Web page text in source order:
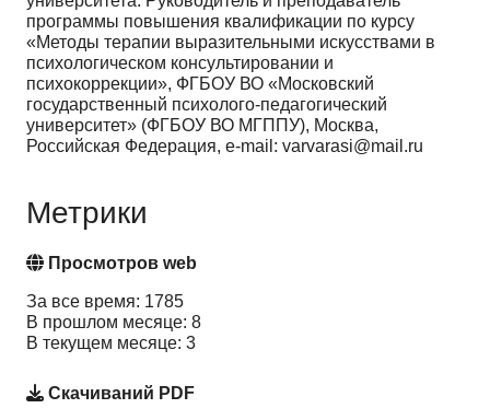
программы повышения квалификации по курсу
«Методы терапии выразительными искусствами в
психологическом консультировании и
психокоррекции», ФГБОУ ВО «Московский
государственный психолого-педагогический
университет» (ФГБОУ ВО МГППУ), Москва,
Российская Федерация, e-mail: varvarasi@mail.ru
Метрики
Просмотров web
За все время: 1785
В прошлом месяце: 8
В текущем месяце: 3
Скачиваний PDF